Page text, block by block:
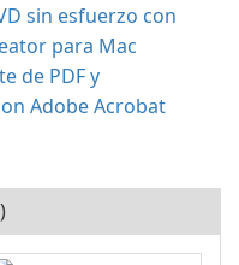
sin esfuerzo con
para Mac
de PDF y
Adobe Acrobat